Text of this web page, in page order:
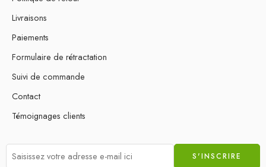
Livraisons
Paiements
Formulaire de rétractation
Suivi de commande
Contact
Témoignages clients